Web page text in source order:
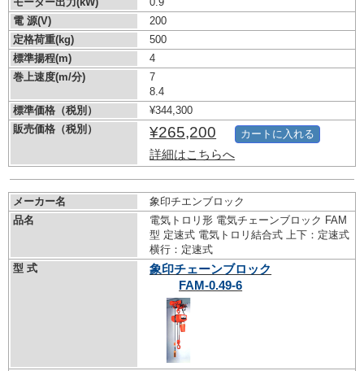
電 源(V)
200
定格荷重(kg)
500
標準揚程(m)
4
巻上速度(m/分)
7
8.4
標準価格（税別）
¥344,300
販売価格（税別）
¥265,200
詳細はこちらへ
カートに入れる
メーカー名
象印チエンブロック
品名
電気トロリ形 電気チェーンブロック FAM
型 定速式 電気トロリ結合式 上下：定速式
横行：定速式
型 式
象印チェーンブロック
FAM-0.49-6